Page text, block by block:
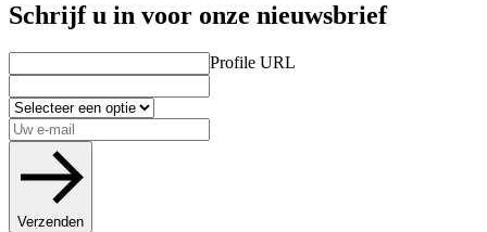
Schrijf u in voor onze nieuwsbrief
Profile URL
Verzenden